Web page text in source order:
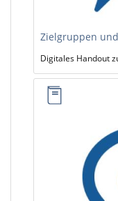
Zielgruppen
Digitales Handout